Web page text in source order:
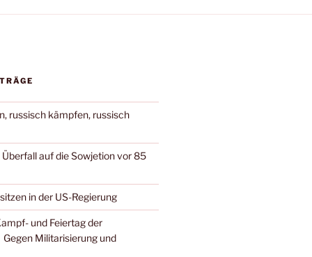
russisch kämpfen, russisch
auf die Sowjetion vor 85
in der US-Regierung
und Feiertag der
Militarisierung und